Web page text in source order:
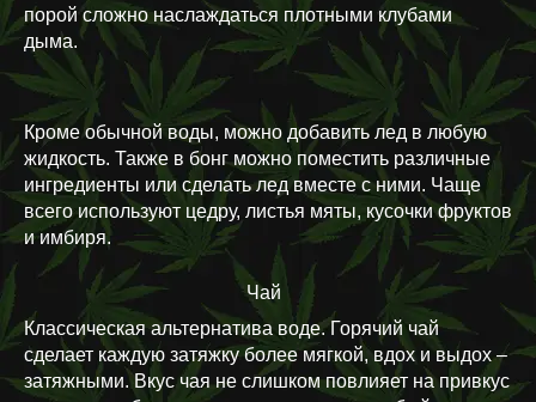
порой сложно наслаждаться плотными клубами
дыма.
Кроме обычной воды, можно добавить лед в любую
жидкость. Также в бонг можно поместить различные
ингредиенты или сделать лед вместе с ними. Чаще
всего используют цедру, листья мяты, кусочки фруктов
и имбиря.
Чай
Классическая альтернатива воде. Горячий чай
сделает каждую затяжку более мягкой, вдох и выдох –
затяжными. Вкус чая не слишком повлияет на привкус